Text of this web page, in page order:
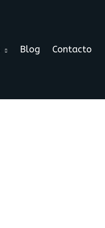
Blog Contacto